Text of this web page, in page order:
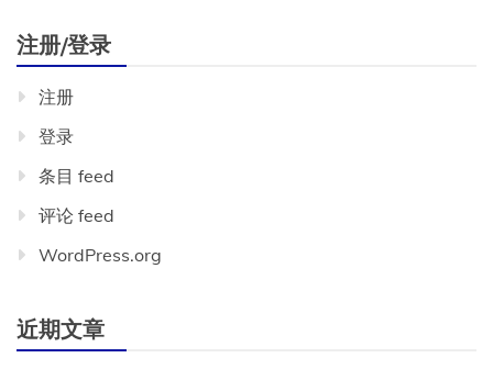
注册/登录
注册
登录
条目 feed
评论 feed
WordPress.org
近期文章